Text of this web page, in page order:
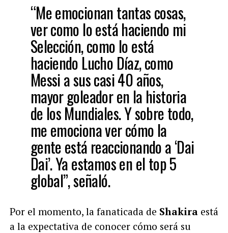
“Me emocionan tantas cosas,
ver como lo está haciendo mi
Selección, como lo está
haciendo Lucho Díaz, como
Messi a sus casi 40 años,
mayor goleador en la historia
de los Mundiales. Y sobre todo,
me emociona ver cómo la
gente está reaccionando a ‘Dai
Dai’. Ya estamos en el top 5
global”, señaló.
Por el momento, la fanaticada de Shakiraestá
a la expectativa de conocer cómo será su